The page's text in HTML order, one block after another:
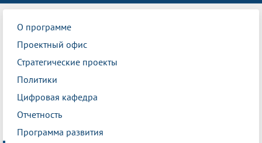
О программе
Проектный офис
Стратегические проекты
Политики
Цифровая кафедра
Отчетность
Программа развития